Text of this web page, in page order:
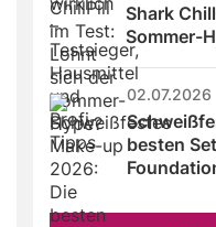
Shark
Sommer-
02.07.2026
besten